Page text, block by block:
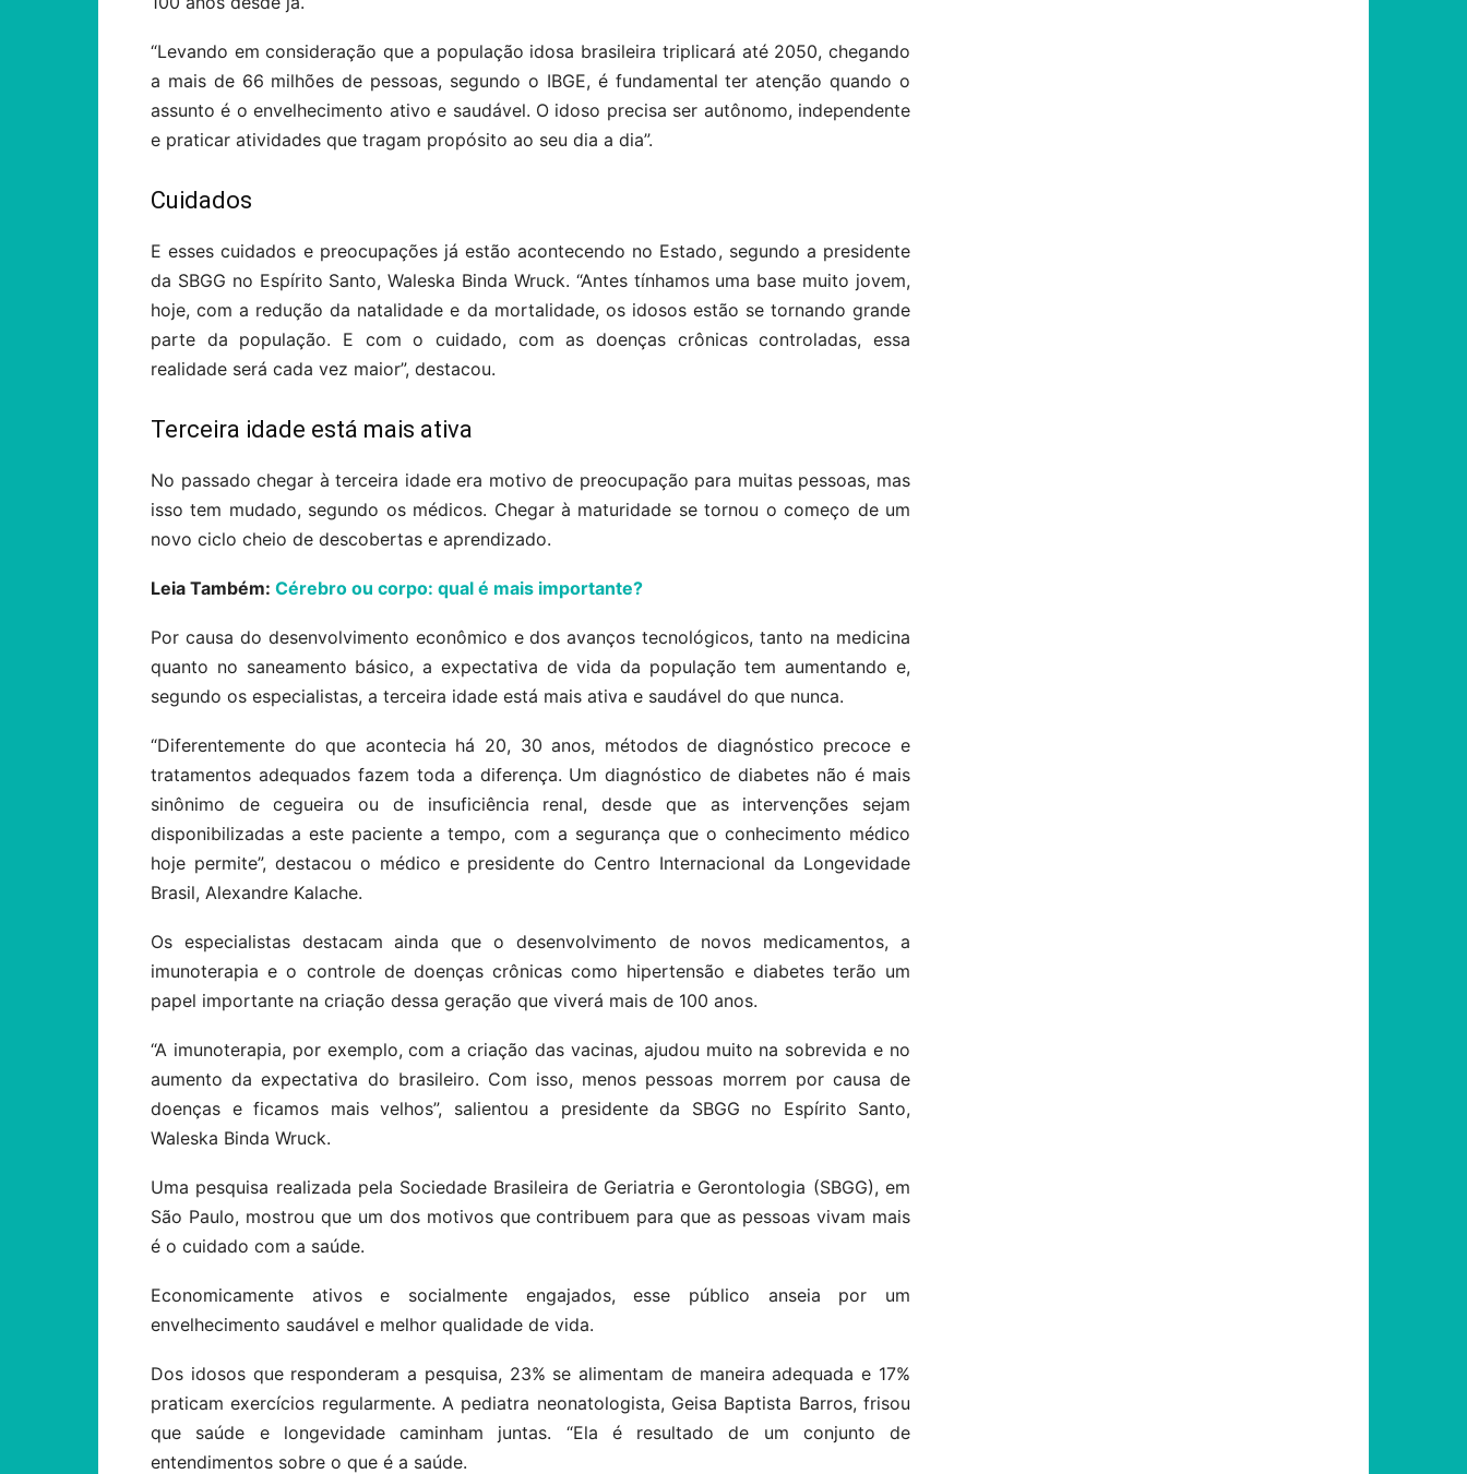
“Levando em consideração que a população idosa brasileira triplicará até 2050, chegando
a mais de 66 milhões de pessoas, segundo o IBGE, é fundamental ter atenção quando o
assunto é o envelhecimento ativo e saudável. O idoso precisa ser autônomo, independente
e praticar atividades que tragam propósito ao seu dia a dia”.
Cuidados
E esses cuidados e preocupações já estão acontecendo no Estado, segundo a presidente
da SBGG no Espírito Santo, Waleska Binda Wruck. “Antes tínhamos uma base muito jovem,
hoje, com a redução da natalidade e da mortalidade, os idosos estão se tornando grande
parte da população. E com o cuidado, com as doenças crônicas controladas, essa
realidade será cada vez maior”, destacou.
Terceira idade está mais ativa
No passado chegar à terceira idade era motivo de preocupação para muitas pessoas, mas
isso tem mudado, segundo os médicos. Chegar à maturidade se tornou o começo de um
novo ciclo cheio de descobertas e aprendizado.
Leia Também: Cérebro ou corpo: qual é mais importante?
Por causa do desenvolvimento econômico e dos avanços tecnológicos, tanto na medicina
quanto no saneamento básico, a expectativa de vida da população tem aumentando e,
segundo os especialistas, a terceira idade está mais ativa e saudável do que nunca.
“Diferentemente do que acontecia há 20, 30 anos, métodos de diagnóstico precoce e
tratamentos adequados fazem toda a diferença. Um diagnóstico de diabetes não é mais
sinônimo de cegueira ou de insuficiência renal, desde que as intervenções sejam
disponibilizadas a este paciente a tempo, com a segurança que o conhecimento médico
hoje permite”, destacou o médico e presidente do Centro Internacional da Longevidade
Brasil, Alexandre Kalache.
Os especialistas destacam ainda que o desenvolvimento de novos medicamentos, a
imunoterapia e o controle de doenças crônicas como hipertensão e diabetes terão um
papel importante na criação dessa geração que viverá mais de 100 anos.
“A imunoterapia, por exemplo, com a criação das vacinas, ajudou muito na sobrevida e no
aumento da expectativa do brasileiro. Com isso, menos pessoas morrem por causa de
doenças e ficamos mais velhos”, salientou a presidente da SBGG no Espírito Santo,
Waleska Binda Wruck.
Uma pesquisa realizada pela Sociedade Brasileira de Geriatria e Gerontologia (SBGG), em
São Paulo, mostrou que um dos motivos que contribuem para que as pessoas vivam mais
é o cuidado com a saúde.
Economicamente ativos e socialmente engajados, esse público anseia por um
envelhecimento saudável e melhor qualidade de vida.
Dos idosos que responderam a pesquisa, 23% se alimentam de maneira adequada e 17%
praticam exercícios regularmente. A pediatra neonatologista, Geisa Baptista Barros, frisou
que saúde e longevidade caminham juntas. “Ela é resultado de um conjunto de
entendimentos sobre o que é a saúde.